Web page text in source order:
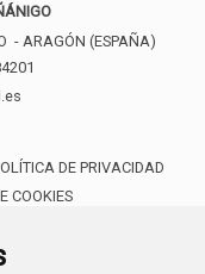
- ARAGÓN (ESPAÑA)
DE PRIVACIDAD
COOKIES